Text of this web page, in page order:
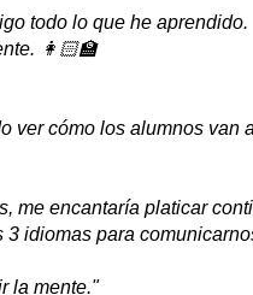
todo lo que he aprendido.
👩🏻‍🏫
ver cómo los alumnos van
me encantaría platicar
idiomas para
la mente."